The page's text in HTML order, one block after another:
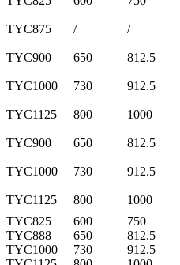
TYC875
/ /
TYC900
650 812.5
TYC1000
730 912.5
TYC1125
800 1000
TYC900
650 812.5
TYC1000
730 912.5
TYC1125
800 1000
TYC825
600 750
TYC888
650 812.5
TYC1000
730 912.5